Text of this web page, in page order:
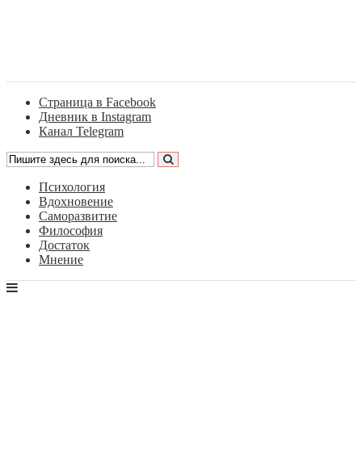
Страница в Facebook
Дневник в Instagram
Канал Telegram
Психология
Вдохновение
Саморазвитие
Философия
Достаток
Мнение